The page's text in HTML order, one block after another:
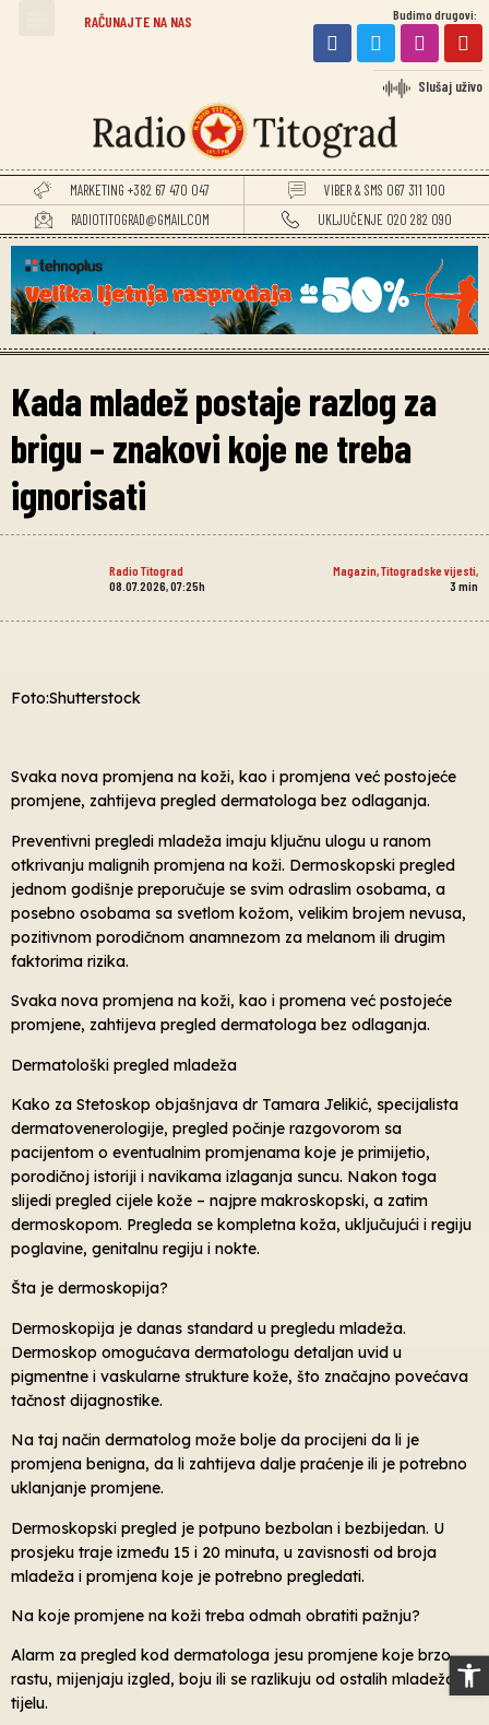
RAČUNAJTE NA NAS Budimo drugovi:
Slušaj uživo
MARKETING +382 67 470 047
VIBER & SMS 067 311 100
RADIOTITOGRAD@GMAIL.COM
UKLJUČENJE 020 282 090
Kada mladež postaje razlog za
brigu – znakovi koje ne treba
ignorisati
Radio Titograd Magazin Titogradske vijesti
08.07.2026, 07:25h
3 min
Foto:Shutterstock
Svaka nova promjena na koži, kao i promjena već postojeće
promjene, zahtijeva pregled dermatologa bez odlaganja.
Preventivni pregledi mladeža imaju ključnu ulogu u ranom
otkrivanju malignih promjena na koži. Dermoskopski pregled
jednom godišnje preporučuje se svim odraslim osobama, a
posebno osobama sa svetlom kožom, velikim brojem nevusa,
pozitivnom porodičnom anamnezom za melanom ili drugim
faktorima rizika.
Svaka nova promjena na koži, kao i promena već postojeće
promjene, zahtijeva pregled dermatologa bez odlaganja.
Dermatološki pregled mladeža
Kako za Stetoskop objašnjava dr Tamara Jelikić, specijalista
dermatovenerologije, pregled počinje razgovorom sa
pacijentom o eventualnim promjenama koje je primijetio,
porodičnoj istoriji i navikama izlaganja suncu. Nakon toga
slijedi pregled cijele kože – najpre makroskopski, a zatim
dermoskopom. Pregleda se kompletna koža, uključujući i regiju
poglavine, genitalnu regiju i nokte.
Šta je dermoskopija?
Dermoskopija je danas standard u pregledu mladeža.
Dermoskop omogućava dermatologu detaljan uvid u
pigmentne i vaskularne strukture kože, što značajno povećava
tačnost dijagnostike.
Na taj način dermatolog može bolje da procijeni da li je
promjena benigna, da li zahtijeva dalje praćenje ili je potrebno
uklanjanje promjene.
Dermoskopski pregled je potpuno bezbolan i bezbijedan. U
prosjeku traje između 15 i 20 minuta, u zavisnosti od broja
mladeža i promjena koje je potrebno pregledati.
Na koje promjene na koži treba odmah obratiti pažnju?
Alarm za pregled kod dermatologa jesu promjene koje brzo
rastu, mijenjaju izgled, boju ili se razlikuju od ostalih mladeža na
tijelu.